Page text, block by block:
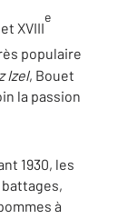
et XVIII
e
populaire
Izel, Bouet
la passion
1930, les
à